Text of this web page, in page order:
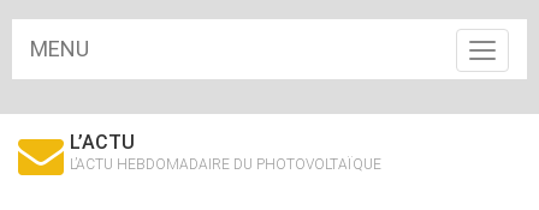
MENU
Toggle
L’ACTU
L’ACTU HEBDOMADAIRE DU PHOTOVOLTAÏQUE